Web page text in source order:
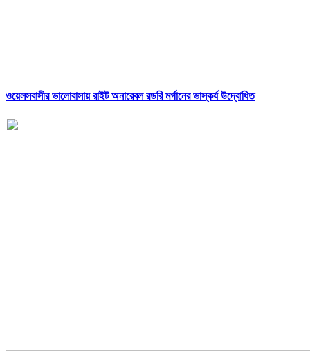
ওয়েলসবাসীর ভালোবাসায় রাইট অনারেবল রডরি মর্গানের ভাস্কর্য উদ্বোধিত